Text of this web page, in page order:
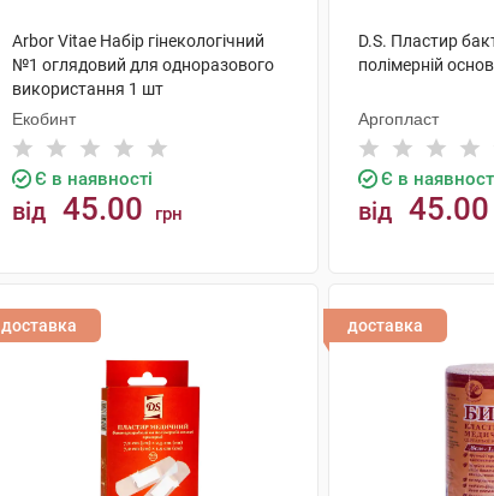
Arbor Vitae Набір гінекологічний
№1 оглядовий для одноразового
використання 1 шт
Екобинт
Є в наявності
від 45.00 грн
D.S. Пластир
полімерній
Аргопласт
Є в
від 45.00
доставка доставка